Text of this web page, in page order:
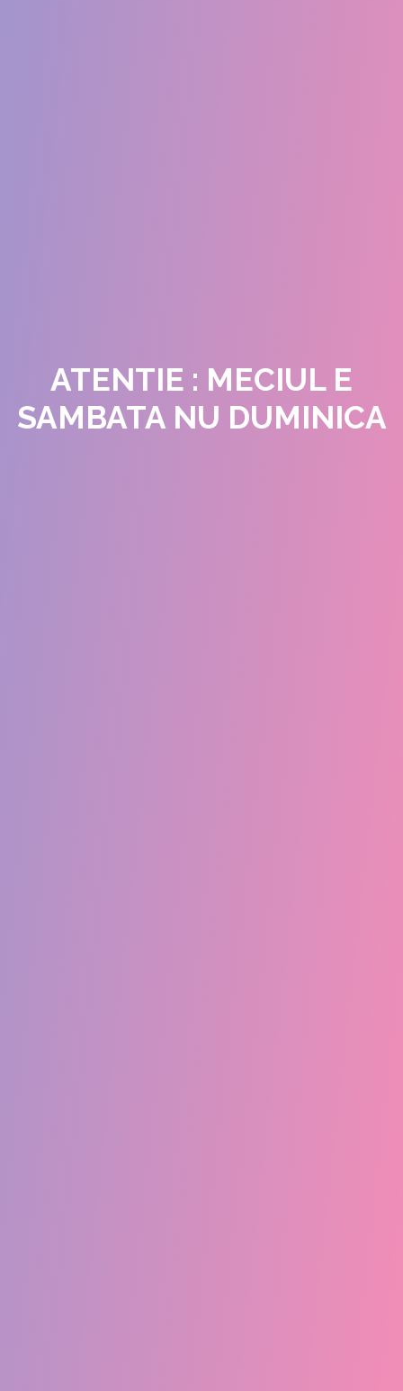
ATENTIE : MECIUL E
SAMBATA NU DUMINICA